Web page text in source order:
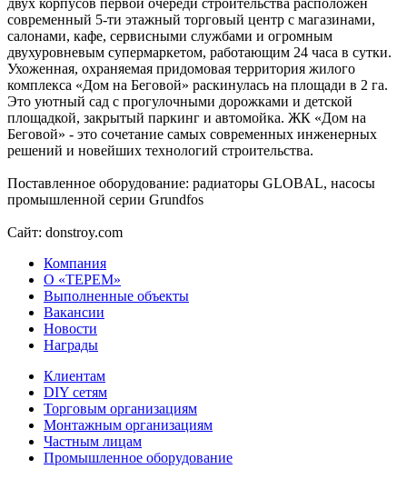
современный 5-ти этажный торговый центр с магазинами,
салонами, кафе, сервисными службами и огромным
двухуровневым супермаркетом, работающим 24 часа в сутки.
Ухоженная, охраняемая придомовая территория жилого
комплекса «Дом на Беговой» раскинулась на площади в 2 га.
Это уютный сад с прогулочными дорожками и детской
площадкой, закрытый паркинг и автомойка. ЖК «Дом на
Беговой» - это сочетание самых современных инженерных
решений и новейших технологий строительства.
Поставленное оборудование: радиаторы GLOBAL, насосы
промышленной серии Grundfos
Сайт: donstroy.com
Компания
О «ТЕРЕМ»
Выполненные объекты
Вакансии
Новости
Награды
Клиентам
DIY сетям
Торговым организациям
Монтажным организациям
Частным лицам
Промышленное оборудование